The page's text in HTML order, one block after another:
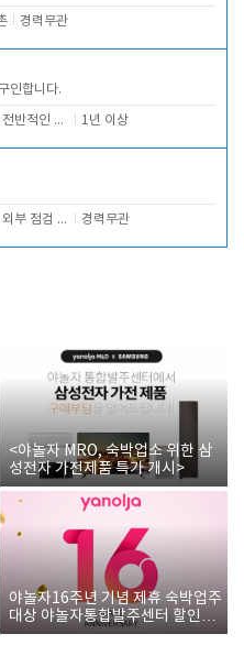
경력무관
인합니다.
주차 및 전반적인 당번업무 1년 이상
호텔 내 외부 점검 및 프런트 운영 경력무관
<야놀자 MRO, 숙박업소 위한 삼
성전자 가전제품 특가 개시>
야놀자16주년 기념 제휴 숙박업주
대상 야놀자통합발주센터 할인쿠
폰 증정